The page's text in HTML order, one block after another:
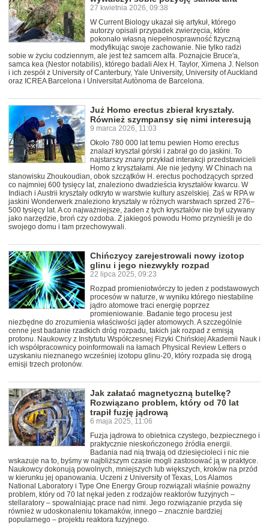
27 kwietnia 2026, 09:38
W Current Biology ukazał się artykuł, którego
autorzy opisali przypadek zwierzęcia, które
pokonało własną niepełnosprawność fizyczną
modyfikując swoje zachowanie. Nie tylko radzi
sobie w życiu codziennym, ale jest też samcem alfa. Poznajcie Bruce'a,
samca kea (Nestor notabilis), którego badali Alex H. Taylor, Ximena J. Nelson
i ich zespół z University of Canterbury, Yale University, University of Auckland
oraz ICREA Barcelona i Universitat Autònoma de Barcelona.
Już Homo erectus zbierał kryształy.
Również szympansy się nimi interesują
9 marca 2026, 11:03
Około 780 000 lat temu pewien Homo erectus
znalazł kryształ górski i zabrał go do jaskini. To
najstarszy znany przykład interakcji przedstawicieli
Homo z kryształami. Ale nie jedyny. W Chinach na
stanowisku Zhoukoudian, obok szczątków H. erectus pochodzących sprzed
co najmniej 600 tysięcy lat, znaleziono dwadzieścia kryształów kwarcu. W
Indiach i Austrii kryształy odkryto w warstwie kultury aszelskiej. Zaś w RPA w
jaskini Wonderwerk znaleziono kryształy w różnych warstwach sprzed 276–
500 tysięcy lat. A co najważniejsze, żaden z tych kryształów nie był używany
jako narzędzie, broń czy ozdoba. Z jakiegoś powodu Homo przynieśli je do
swojego domu i tam przechowywali.
Chińczycy zarejestrowali nowy izotop
glinu i jego niezwykły rozpad
22 lipca 2025, 09:23
Rozpad promieniotwórczy to jeden z podstawowych
procesów w naturze, w wyniku którego niestabilne
jądro atomowe traci energię poprzez
promieniowanie. Badanie tego procesu jest
niezbędne do zrozumienia właściwości jąder atomowych. A szczególnie
cenne jest badanie rzadkich dróg rozpadu, takich jak rozpad z emisją
protonu. Naukowcy z Instytutu Współczesnej Fizyki Chińskiej Akademii Nauk i
ich współpracownicy poinformowali na łamach Physical Review Letters o
uzyskaniu nieznanego wcześniej izotopu glinu-20, który rozpada się drogą
emisji trzech protonów.
Jak załatać magnetyczną butelkę?
Rozwiązano problem, który od 70 lat
trapił fuzję jądrową
6 maja 2025, 11:06
Fuzja jądrowa to obietnica czystego, bezpiecznego i
praktycznie nieskończonego źródła energii.
Badania nad nią trwają od dziesięcioleci i nic nie
wskazuje na to, byśmy w najbliższym czasie mogli zastosować ją w praktyce.
Naukowcy dokonują powolnych, mniejszych lub większych, kroków na przód
w kierunku jej opanowania. Uczeni z University of Texas, Los Alamos
National Laboratory i Type One Energy Group rozwiązali właśnie poważny
problem, który od 70 lat nękał jeden z rodzajów reaktorów fuzyjnych –
stellaratory – spowalniając prace nad nimi. Jego rozwiązanie przyda się
również w udoskonaleniu tokamaków, innego – znacznie bardziej
popularnego – projektu reaktora fuzyjnego.